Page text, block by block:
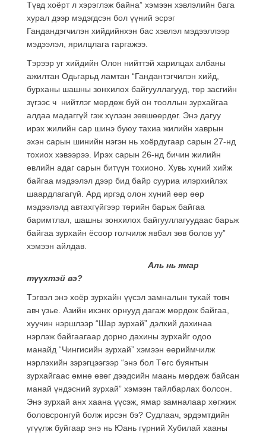
Түвд хоёрт л хэрэглэж байна” хэмээн хэвлэлийн бага
хурал дээр мэдэгдсэн бол үүний эсрэг
Гандандэгчилэн хийдийнхэн бас хэвлэл мэдээллээр
мэдээлэл, ярилцлага гаргажээ.
Тэрээр уг хийдийн Олон нийттэй харилцах албаны
ажилтан Одьгарьд ламтан “Гандантэгчилэн хийд,
бурханы шашны зонхилох байгууллагууд, төр засгийн
зүгээс ч нийтлэг мөрдөж буй он тооллын зурхайгаа
алдаа мадаггүй гэж хүлээн зөвшөөрдөг. Энэ дагуу
ирэх жилийн сар шинэ буюу тахиа жилийн хаврын
эхэн сарын шинийн нэгэн нь хоёрдугаар сарын 27-нд
тохиох хэвээрээ. Ирэх сарын 26-нд бичин жилийн
өвлийн адаг сарын битүүн тохионо. Хувь хүний хийж
байгаа мэдээлэл дээр бид байр сууриа илэрхийлэх
шаардлагагүй. Ард иргэд олон хүний өөр өөр
мэдээлэлд автахгүйгээр төрийн барьж байгаа
баримтлал, шашны зонхилох байгууллагуудаас барьж
байгаа зурхайн ёсоор голчилж явбал зөв болов уу”
хэмээн айлдав.
Аль нь ямар
түүхтэй вэ?
Тэгвэл энэ хоёр зурхайн үүсэл замналын тухай товч
авч үзье. Азийн ихэнх орнууд дагаж мөрдөж байгаа,
хуучин нэршлээр “Шар зурхай” дэлхий дахинаа
нэрлэж байгаагаар дорно дахины зурхайг одоо
манайд “Чингисийн зурхай” хэмээн өөриймчилж
нэрлэхийн зэрэгцээгээр “энэ бол Төгс буянтын
зурхайгаас өмнө өвөг дээдсийн маань мөрдөж байсан
манай үндэсний зурхай” хэмээн тайлбарлах болсон.
Энэ зурхай анх хаана үүсэж, ямар замналаар хөгжиж
боловсронгуй болж ирсэн бэ? Судлаач, эрдэмтдийн
үгүүлж буйгаар энэ нь Юань гүрний Хубилай хааны